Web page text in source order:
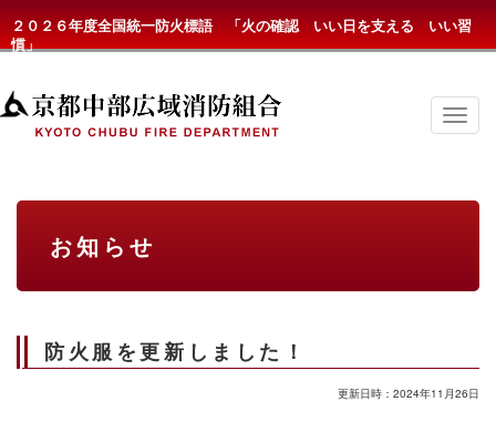
２０２６年度全国統一防火標語 「火の確認 いい日を支える いい習
慣」
京
都
お知らせ
防火服を更新しました！
更新日時：2024年11月26日